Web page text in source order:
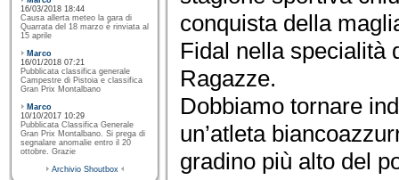
16/03/2018 18:44
Causa allerta meteo la gara di
Quarrata del 18 marzo è rinviata al
15 aprile
Marco
16/01/2018 07:21
Pubblicata classifica generale
Campestre di Pistoia e classifica
Gran Prix Montalbano
Marco
10/10/2017 10:29
Pubblicata Classifica Generale
Gran Prix Montalbano. Si prega di
segnalare anomalie entro il 20
ottobre. Grazie
Archivio Shoutbox
conquista della
Fidal nella specialità
Ragazze.
Dobbiamo tornare
un’atleta
gradino più alto del